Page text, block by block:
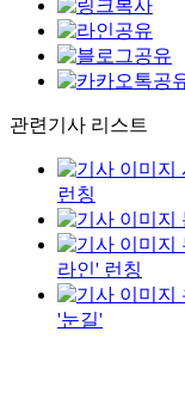
관련기사 리스트
런칭
라인' 런칭
'눈길'